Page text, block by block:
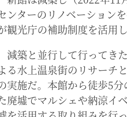
ンターのリノベーション
観光庁の補助制度を活用し
減築と並行して行ってき
る水上温泉街のリサーチ
実施だ。本館から徒歩5
廃墟でマルシェや納涼イ